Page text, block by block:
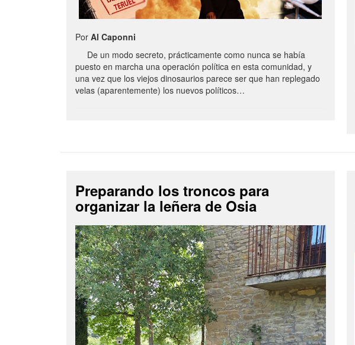
Por Al Caponni
De un modo secreto, prácticamente como nunca se había
puesto en marcha una operación política en esta comunidad, y
una vez que los viejos dinosaurios parece ser que han replegado
velas (aparentemente) los nuevos políticos…
Preparando los troncos para
organizar la leñera de Osia